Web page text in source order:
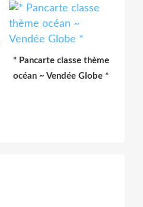
* Pancarte classe thème
océan ~ Vendée Globe *